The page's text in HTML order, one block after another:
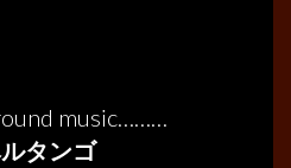
music………
タンゴ